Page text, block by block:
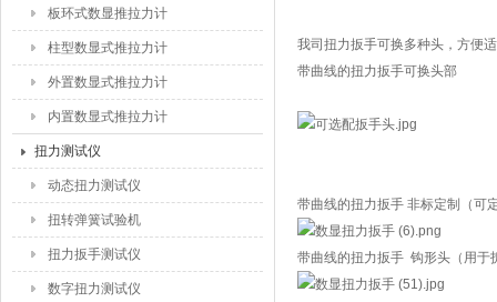
板环式数显推拉力计
柱型数显式推拉力计
外置数显式推拉力计
内置数显式推拉力计
扭力测试仪
动态扭力测试仪
扭转弹簧试验机
扭力扳手测试仪
数字扭力测试仪
我司扭力扳手可换多种头，方便
带曲线的扭力扳手可换头部
带曲线的扭力扳手 非标定制（可
带曲线的扭力扳手 钩形头（用于